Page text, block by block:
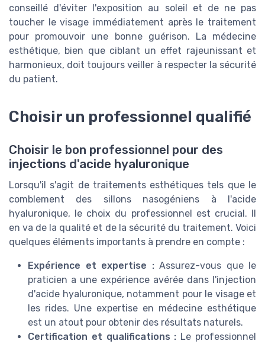
conseillé d'éviter l'exposition au soleil et de ne pas
toucher le visage immédiatement après le traitement
pour promouvoir une bonne guérison. La médecine
esthétique, bien que ciblant un effet rajeunissant et
harmonieux, doit toujours veiller à respecter la sécurité
du patient.
Choisir un professionnel qualifié
Choisir le bon professionnel pour des
injections d'acide hyaluronique
Lorsqu'il s'agit de traitements esthétiques tels que le
comblement des sillons nasogéniens à l'acide
hyaluronique, le choix du professionnel est crucial. Il
en va de la qualité et de la sécurité du traitement. Voici
quelques éléments importants à prendre en compte :
Expérience et expertise :Assurez-vous que le
praticien a une expérience avérée dans l'injection
d'acide hyaluronique, notamment pour le visage et
les rides. Une expertise en médecine esthétique
est un atout pour obtenir des résultats naturels.
Certification et qualifications : Le professionnel